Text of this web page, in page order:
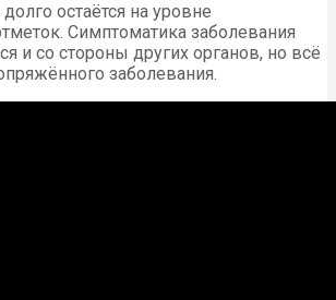
остаётся на уровне
Симптоматика заболевания
и со стороны других органов, но всё
заболевания.